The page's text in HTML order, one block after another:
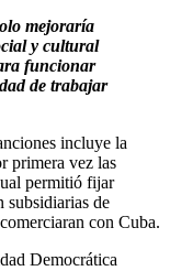
mejoraría
y cultural
funcionar
de trabajar
incluye la
primera vez las
permitió fijar
subsidiarias de
con Cuba.
Democrática